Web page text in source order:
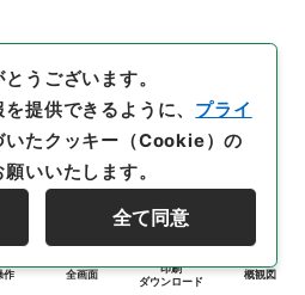
作 全画面
印刷
ダウンロード
概観図
うございます。
提供できるように、 プライ
いたクッキー（Cookie）の
いいたします。
全て同意